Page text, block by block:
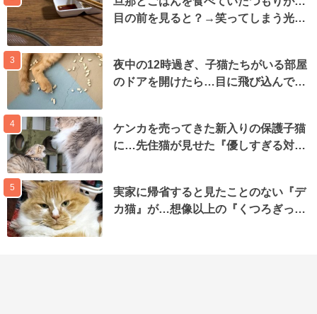
目の前を見ると？→笑ってしまう光…
3
夜中の12時過ぎ、子猫たちがいる部屋
のドアを開けたら…目に飛び込んで…
4
ケンカを売ってきた新入りの保護子猫
に…先住猫が見せた『優しすぎる対…
5
実家に帰省すると見たことのない『デ
カ猫』が…想像以上の『くつろぎっ…